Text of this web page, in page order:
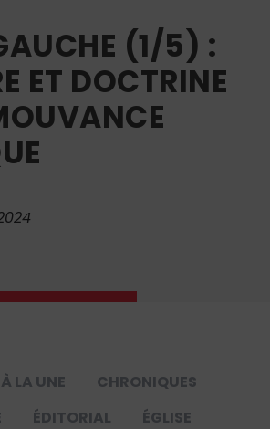
(1/5) :
ET DOCTRINE
À LA UNE
CHRONIQUES
ÉDITORIAL
ÉGLISE